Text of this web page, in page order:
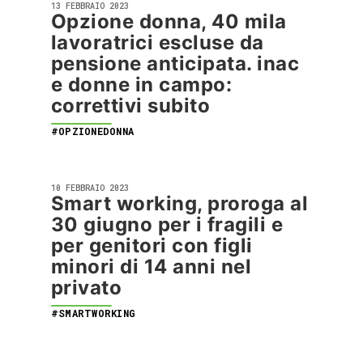
13 FEBBRAIO 2023
Opzione donna, 40 mila
lavoratrici escluse da
pensione anticipata. inac
e donne in campo:
correttivi subito
#OPZIONEDONNA
10 FEBBRAIO 2023
Smart working, proroga al
30 giugno per i fragili e
per genitori con figli
minori di 14 anni nel
privato
#SMARTWORKING